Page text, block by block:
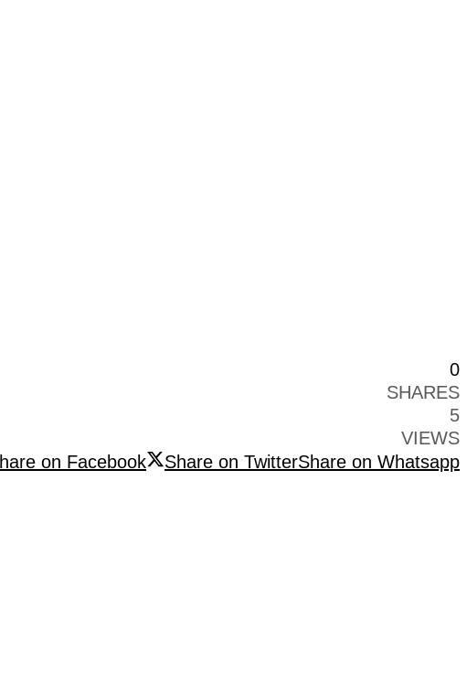
0
SHARES
5
VIEWS
on Facebook
Share on TwitterShare on Whatsapp